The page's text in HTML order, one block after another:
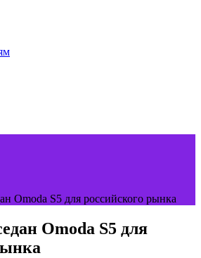
Omoda S5 для российского рынка
Omoda S5 для